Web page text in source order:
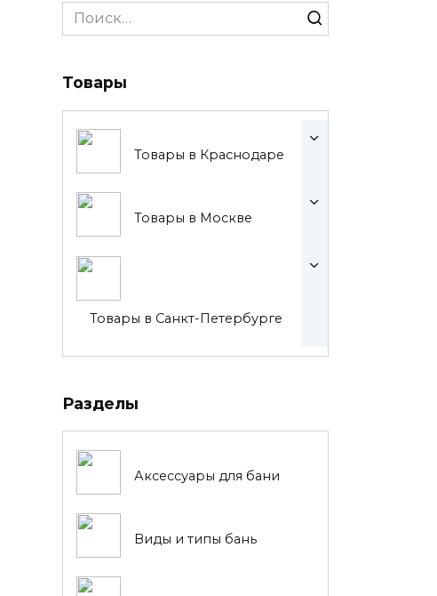
Search
for:
Товары
Товары в Краснодаре
Товары в Москве
Товары в Санкт-Петербурге
Разделы
Аксессуары для бани
Виды и типы бань